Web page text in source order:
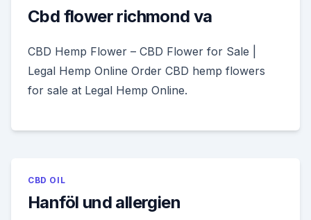
Cbd flower richmond va
CBD Hemp Flower – CBD Flower for Sale |
Legal Hemp Online Order CBD hemp flowers
for sale at Legal Hemp Online.
CBD OIL
Hanföl und allergien